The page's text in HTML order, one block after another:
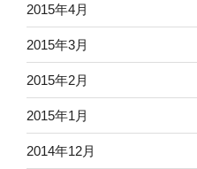
2015年4月
2015年3月
2015年2月
2015年1月
2014年12月